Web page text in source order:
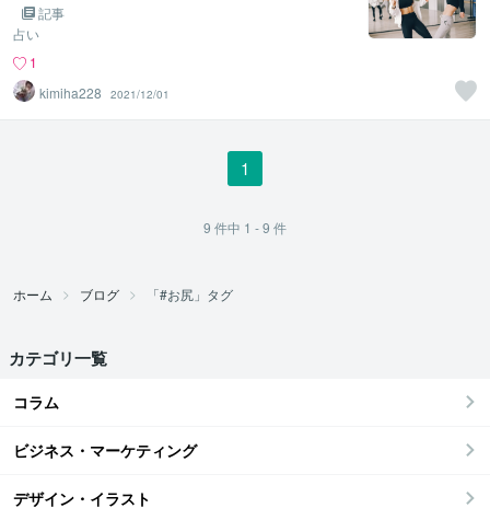
記事
占い
1
kimiha228
2021/12/01
1
9 件中 1 - 9 件
ホーム ブログ 「#お尻」タグ
カテゴリ一覧
コラム
ビジネス・マーケティング
デザイン・イラスト